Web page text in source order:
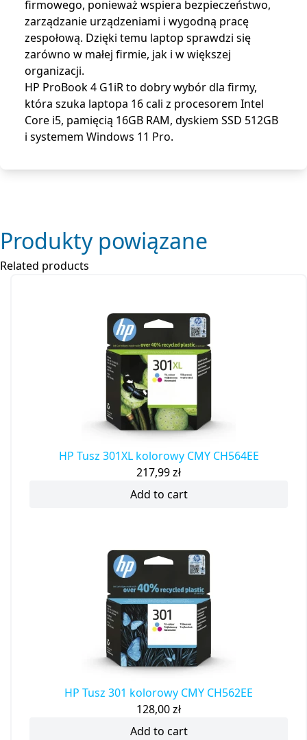
firmowego, ponieważ wspiera bezpieczeństwo,
zarządzanie urządzeniami i wygodną pracę
zespołową. Dzięki temu laptop sprawdzi się
zarówno w małej firmie, jak i w większej
organizacji.
HP ProBook 4 G1iR to dobry wybór dla firmy,
która szuka laptopa 16 cali z procesorem Intel
Core i5, pamięcią 16GB RAM, dyskiem SSD 512GB
i systemem Windows 11 Pro.
Produkty powiązane
Related products
HP Tusz 301XL kolorowy CMY CH564EE
217,99zł
Add to cart
HP Tusz 301 kolorowy CMY CH562EE
128,00zł
Add to cart